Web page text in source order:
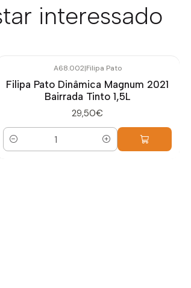
interessado
A68.002|Filipa Pato
Filipa Pato Dinâmica Magnum 2021
Bairrada Tinto 1,5L
29,50€
Quantidade